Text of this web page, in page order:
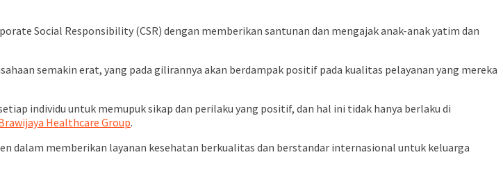
Social Responsibility (CSR) dengan memberikan santunan dan mengajak anak-anak yatim dan
semakin erat, yang pada gilirannya akan berdampak positif pada kualitas pelayanan yang mereka
individu untuk memupuk sikap dan perilaku yang positif, dan hal ini tidak hanya berlaku di
Healthcare Group.
dalam memberikan layanan kesehatan berkualitas dan berstandar internasional untuk keluarga